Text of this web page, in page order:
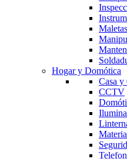
Hogar y Domótica
Casa y
CCTV